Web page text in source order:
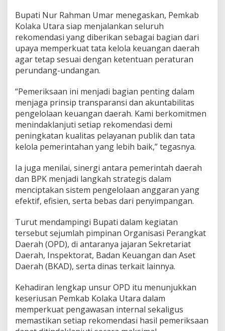
n
k
a
n
R
e
k
m
e
n
d
a
s
i
K
Bupati Nur Rahman Umar menegaskan, Pemkab
Kolaka Utara siap menjalankan seluruh
rekomendasi yang diberikan sebagai bagian dari
upaya memperkuat tata kelola keuangan daerah
agar tetap sesuai dengan ketentuan peraturan
perundang-undangan.
“Pemeriksaan ini menjadi bagian penting dalam
menjaga prinsip transparansi dan akuntabilitas
pengelolaan keuangan daerah. Kami berkomitmen
menindaklanjuti setiap rekomendasi demi
peningkatan kualitas pelayanan publik dan tata
kelola pemerintahan yang lebih baik,” tegasnya.
Ia juga menilai, sinergi antara pemerintah daerah
dan BPK menjadi langkah strategis dalam
menciptakan sistem pengelolaan anggaran yang
efektif, efisien, serta bebas dari penyimpangan.
Turut mendampingi Bupati dalam kegiatan
tersebut sejumlah pimpinan Organisasi Perangkat
Daerah (OPD), di antaranya jajaran Sekretariat
Daerah, Inspektorat, Badan Keuangan dan Aset
Daerah (BKAD), serta dinas terkait lainnya.
Kehadiran lengkap unsur OPD itu menunjukkan
keseriusan Pemkab Kolaka Utara dalam
memperkuat pengawasan internal sekaligus
memastikan setiap rekomendasi hasil pemeriksaan